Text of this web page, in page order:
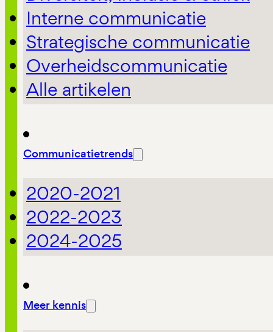
Interne communicatie
Strategische communicatie
Overheidscommunicatie
Alle artikelen
Communicatietrends
2020-2021
2022-2023
2024-2025
Meer kennis